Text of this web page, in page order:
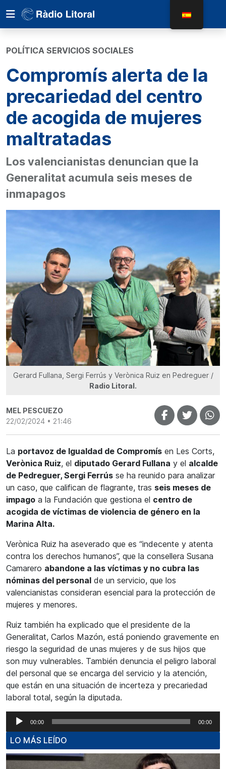
POLÍTICA SERVICIOS SOCIALES
Compromís alerta de la
precariedad del centro
de acogida de mujeres
maltratadas
Los valencianistas denuncian que la
Generalitat acumula seis meses de
inmapagos
Gerard Fullana, Sergi Ferrús y Verònica Ruiz en Pedreguer /
Radio Litoral.
MEL PESCUEZO
22/02/2024 • 21:46
La portavoz de Igualdad de Compromís en Les Corts,
Verònica Ruiz, el diputado Gerard Fullana y el alcalde
de Pedreguer, Sergi Ferrús se ha reunido para analizar
un caso, que califican de flagrante, tras seis meses de
impago a la Fundación que gestiona el centro de
acogida de víctimas de violencia de género en la
Marina Alta.
Verònica Ruiz ha aseverado que es “indecente y atenta
contra los derechos humanos”, que la consellera Susana
Camarero abandone a las víctimas y no cubra las
nóminas del personal de un servicio, que los
valencianistas consideran esencial para la protección de
mujeres y menores.
Ruiz también ha explicado que el presidente de la
Generalitat, Carlos Mazón, está poniendo gravemente en
riesgo la seguridad de unas mujeres y de sus hijos que
son muy vulnerables. También denuncia el peligro laboral
del personal que se encarga del servicio y la atención,
que están en una situación de incerteza y precariedad
laboral total, según la diputada.
Reproductor
de
audio
00:00 00:00
LO MÁS LEÍDO